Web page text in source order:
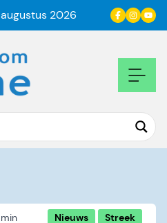
2026
Nieuws Streek